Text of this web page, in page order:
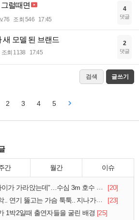
럴때면
조회 546 17:45
4
댓글
새 모델 된 브랜드
조회 1138 17:45
2
댓글
검색 글쓰기
2 3 4 5
간 월간 이슈
가라앉는데”…수심 3m 호수 뛰어든 60대 의인
[20]
기 뚫고는 가슴 툭툭.. 지나가던 아재의 정체
[23]
1박2일때 출연자들을 굴린 배경 [25]